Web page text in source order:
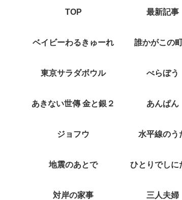
TOP 最新記事
ベイビーわるきゅーれ 誰かがこの
東京サラダボウル べらぼう
あきない世傳 金と銀２ あんぱん
ジョフウ 水平線のう
地震のあとで ひとりでしに
対岸の家事 三人夫婦